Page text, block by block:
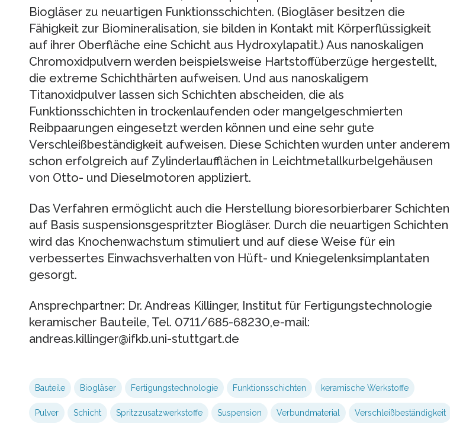
Biogläser zu neuartigen Funktionsschichten. (Biogläser besitzen die
Fähigkeit zur Biomineralisation, sie bilden in Kontakt mit Körperflüssigkeit
auf ihrer Oberfläche eine Schicht aus Hydroxylapatit.) Aus nanoskaligen
Chromoxidpulvern werden beispielsweise Hartstoffüberzüge hergestellt,
die extreme Schichthärten aufweisen. Und aus nanoskaligem
Titanoxidpulver lassen sich Schichten abscheiden, die als
Funktionsschichten in trockenlaufenden oder mangelgeschmierten
Reibpaarungen eingesetzt werden können und eine sehr gute
Verschleißbeständigkeit aufweisen. Diese Schichten wurden unter anderem
schon erfolgreich auf Zylinderlaufflächen in Leichtmetallkurbelgehäusen
von Otto- und Dieselmotoren appliziert.
Das Verfahren ermöglicht auch die Herstellung bioresorbierbarer Schichten
auf Basis suspensionsgespritzter Biogläser. Durch die neuartigen Schichten
wird das Knochenwachstum stimuliert und auf diese Weise für ein
verbessertes Einwachsverhalten von Hüft- und Kniegelenksimplantaten
gesorgt.
Ansprechpartner: Dr. Andreas Killinger, Institut für Fertigungstechnologie
keramischer Bauteile, Tel. 0711/685-68230,e-mail:
andreas.killinger@ifkb.uni-stuttgart.de
Bauteile Biogläser Fertigungstechnologie Funktionsschichten keramische Werkstoffe
Pulver Schicht Spritzzusatzwerkstoffe Suspension Verbundmaterial Verschleißbeständigkeit